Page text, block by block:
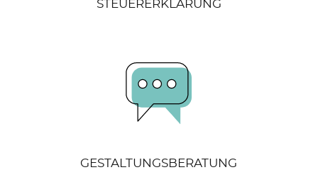
STEUERERKLÄRUNG
GESTALTUNGSBERATUNG